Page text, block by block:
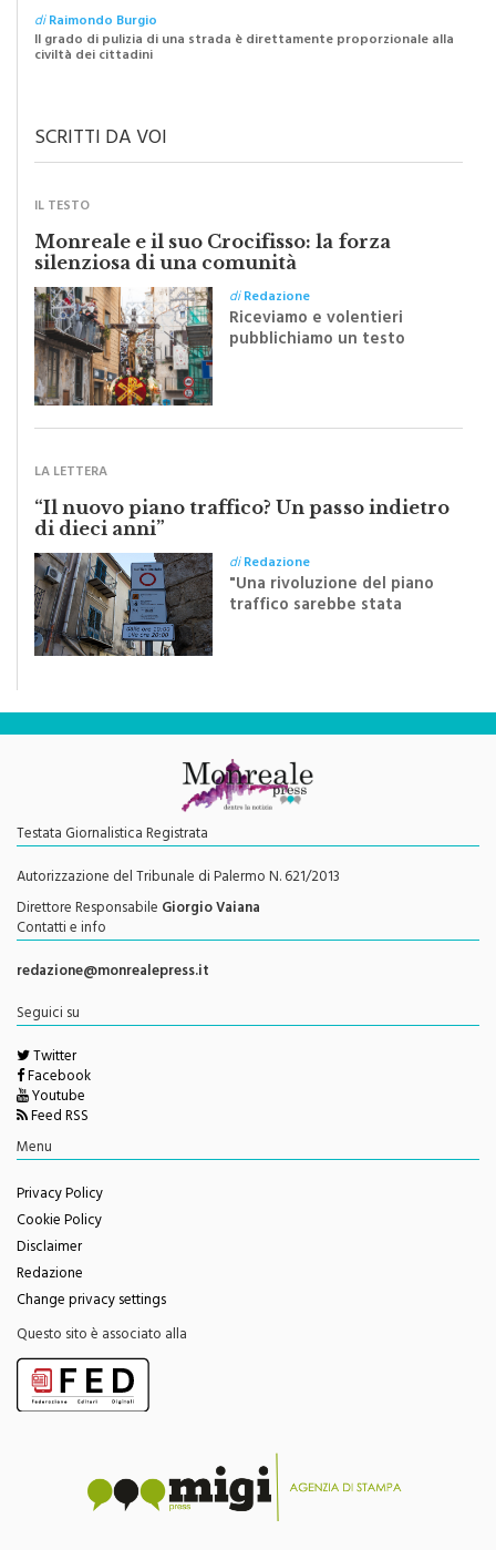
diRaimondo Burgio
Il grado di pulizia di una strada è direttamente proporzionale alla
civiltà dei cittadini
SCRITTI DA VOI
IL TESTO
Monreale e il suo Crocifisso: la forza
silenziosa di una comunità
diRedazione
Riceviamo e volentieri
pubblichiamo un testo
Festa del Santissimo
LA LETTERA
“Il nuovo piano traffico? Un passo indietro
di dieci anni”
diRedazione
"Una rivoluzione del piano
traffico sarebbe stata
Testata Giornalistica Registrata
Autorizzazione del Tribunale di Palermo N. 621/2013
Direttore Responsabile Giorgio Vaiana
Contatti e info
redazione@monrealepress.it
Seguici su
Twitter
Facebook
Youtube
Feed RSS
Menu
Privacy Policy
Cookie Policy
Disclaimer
Redazione
Change privacy settings
Questo sito è associato alla